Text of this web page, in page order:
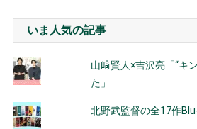
いま人気の記事
山﨑賢人×吉沢亮「“キ
た」
北野武監督の全17作